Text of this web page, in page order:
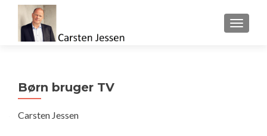
FLIP
Børn bruger TV
Carsten Jessen